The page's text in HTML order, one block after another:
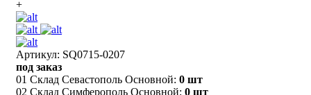
+
Артикул: SQ0715-0207
под заказ
01 Склад Севастополь Основной: 0 шт
02 Склад Симферополь Основной: 0 шт